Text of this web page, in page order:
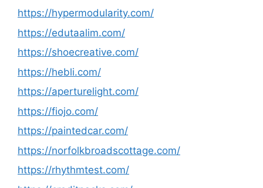
https://hypermodularity.com/
https://edutaalim.com/
https://shoecreative.com/
https://hebli.com/
https://aperturelight.com/
https://fiojo.com/
https://paintedcar.com/
https://norfolkbroadscottage.com/
https://rhythmtest.com/